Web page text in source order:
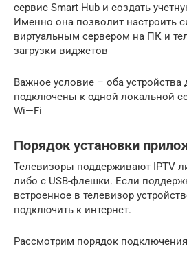
сервис Smart Hub и создать
Именно она позволит настроить
виртуальным сервером на ПК и
загрузки виджетов
Важное условие – оба
подключены к одной локальной
Wi—Fi
Порядок установки
Телевизоры поддерживают IPTV
либо с USB-флешки. Если
встроенное в телевизор
подключить к интернет.
Рассмотрим порядок